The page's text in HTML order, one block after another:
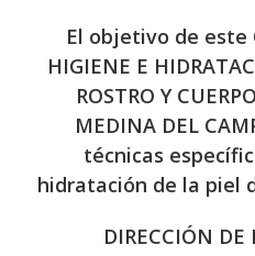
El objetivo de este
HIGIENE E
ROSTRO Y
MEDINA DEL
técnicas
hidratación de la piel
DIRECCIÓN